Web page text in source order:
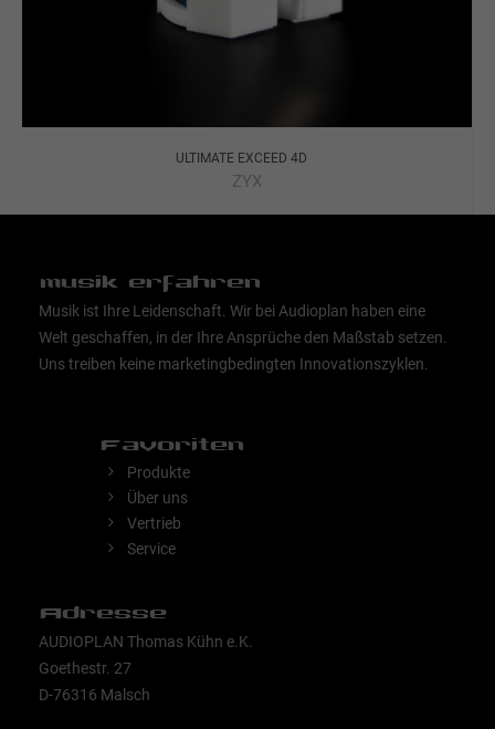
ULTIMATE EXCEED 4D
ZYX
musik erfahren
Musik ist Ihre Leidenschaft. Wir bei Audioplan haben eine
Welt geschaffen, in der Ihre Ansprüche den Maßstab setzen.
Uns treiben keine marketingbedingten Innovationszyklen.
Favoriten
Produkte
Über uns
Vertrieb
Service
Adresse
AUDIOPLAN Thomas Kühn e.K.
Goethestr. 27
D-76316 Malsch